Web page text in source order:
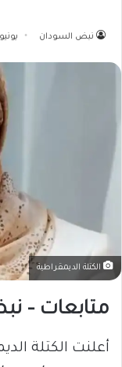
نبض السودان يونيو 6, 2026
الكتلة الديمقراطية
متابعات –
أعلنت الكتلة